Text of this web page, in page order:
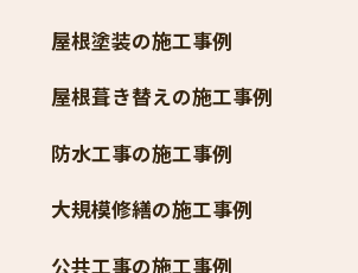
屋根塗装の施工事例
屋根葺き替えの施工事例
防水工事の施工事例
大規模修繕の施工事例
公共工事の施工事例